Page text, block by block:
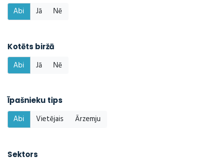
Abi Jā Nē
Kotēts biržā
Abi Jā Nē
Īpašnieku tips
Abi Vietējais Ārzemju
Sektors